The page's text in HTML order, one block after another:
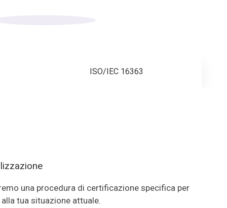
ISO/IEC 16363
una procedura di certificazione specifica per
tua situazione attuale.